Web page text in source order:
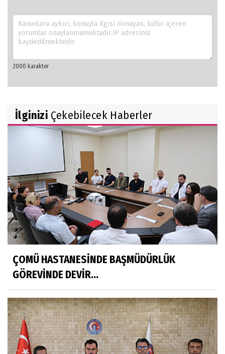
İlginizi Çekebilecek Haberler
ÇOMÜ HASTANESİNDE BAŞMÜDÜRLÜK
GÖREVİNDE DEVİR...